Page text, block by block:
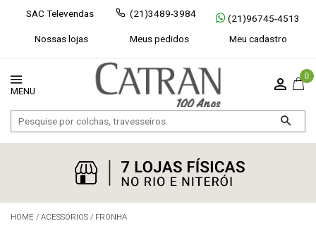
SAC Televendas (21)3489-3984
(21)96745-4513
Nossas lojas
Meus pedidos Meu cadastro
0
HOME / ACESSÓRIOS / FRONHA